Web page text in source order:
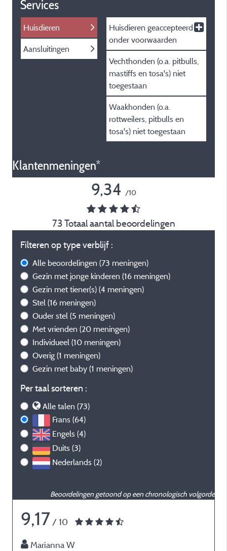
Services
Huisdieren
Aansluitingen
Huisdierengeaccepteerd
onder voorwaarden
Vechthonden (o.a. pitbulls,
mastiffs en tosa's) niet
toegestaan
Waakhonden (o.a.
rottweilers, pitbulls en
tosa's) niet toegestaan
Klantenmeningen*
9,34 /10
73 Totaal aantal beoordelingen
Filteren op type verblijf :
Alle beoordelingen (73 meningen)
Gezin met jonge kinderen (16 meningen)
Gezin met tiener(s) (4 meningen)
Stel (16 meningen)
Ouder stel (5 meningen)
Met vrienden (20 meningen)
Individueel (10 meningen)
Overig (1 meningen)
Gezin met baby (1 meningen)
Per taal sorteren :
Alle talen (73)
Frans (64)
Engels (4)
Duits (3)
Nederlands (2)
Beoordelingen getoond op een chronologisch volgorde
9,17 / 10
Marianna W